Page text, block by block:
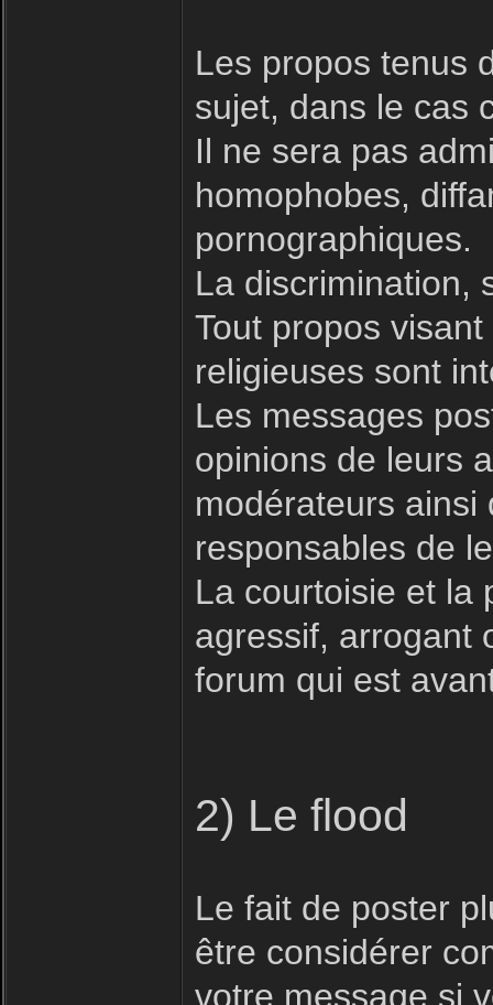
Les propos tenus
sujet, dans le cas
Il ne sera pas
homophobes,
pornographiques.
La discrimination,
Tout propos
religieuses sont
Les messages
opinions de leurs
modérateurs
responsables de
La courtoisie et la
agressif, arrogant
forum qui est
2) Le flood
Le fait de poster
être considérer
votre message si